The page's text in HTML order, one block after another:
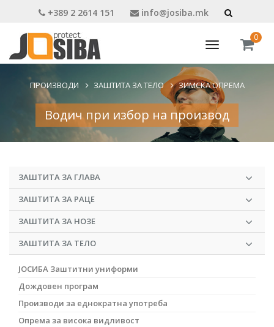
+389 2 2614 151 info@josiba.mk
Toggle
navigation
0
ПРОИЗВОДИ ЗАШТИТА ЗА ТЕЛО ЗИМСКА ОПРЕМА
Водич при избор на производ
ЗАШТИТА ЗА ГЛАВА
ЗАШТИТА ЗА РАЦЕ
ЗАШТИТА ЗА НОЗЕ
ЗАШТИТА ЗА ТЕЛО
ЈОСИБА Заштитни униформи
Дождовен програм
Производи за еднократна употреба
Опрема за висока видливост